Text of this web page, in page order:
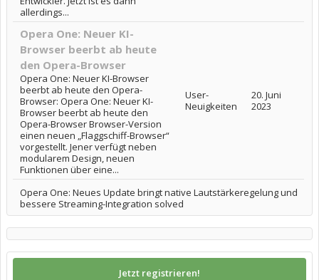
allerdings...
Opera One: Neuer KI-
Browser beerbt ab heute
den Opera-Browser
Opera One: Neuer KI-Browser
beerbt ab heute den Opera-
Browser: Opera One: Neuer KI-
Browser beerbt ab heute den
Opera-Browser Browser-Version
einen neuen „Flaggschiff-Browser“
vorgestellt. Jener verfügt neben
modularem Design, neuen
Funktionen über eine...
User-
Neuigkeiten
20. Juni
2023
Opera One: Neues Update bringt native Lautstärkeregelung und
bessere Streaming-Integration solved
Jetzt registrieren!